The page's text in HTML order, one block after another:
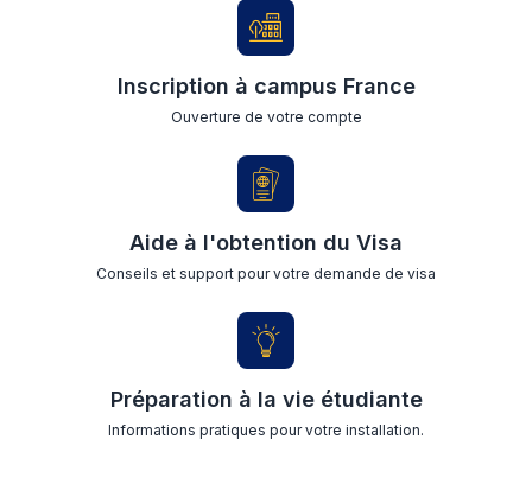
Inscription à campus France
Ouverture de votre compte
Aide à l'obtention du Visa
Conseils et support pour votre demande de visa
Préparation à la vie étudiante
Informations pratiques pour votre installation.